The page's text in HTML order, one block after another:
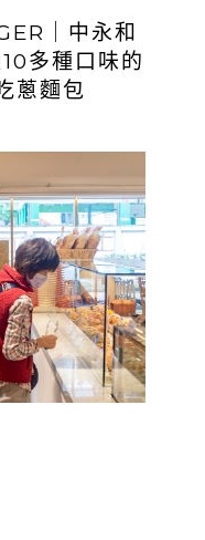
｜中永和
多種口味的
蔥麵包